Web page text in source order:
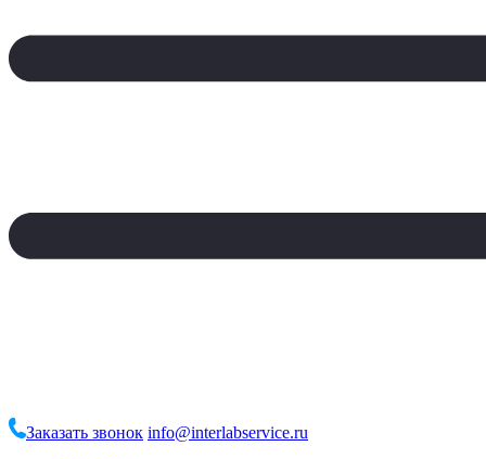
Заказать звонок info@interlabservice.ru